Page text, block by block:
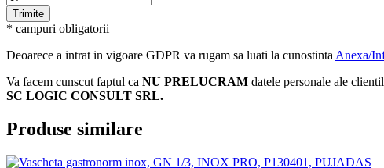
* campuri obligatorii
Deoarece a intrat in vigoare GDPR va rugam sa luati la cunostinta Anexa/
Va facem cunscut faptul ca NU PRELUCRAM datele personale ale
SC LOGIC CONSULT SRL.
Produse similare